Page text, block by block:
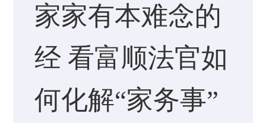
家家有本难念的
经 看富顺法官如
何化解“家务事”